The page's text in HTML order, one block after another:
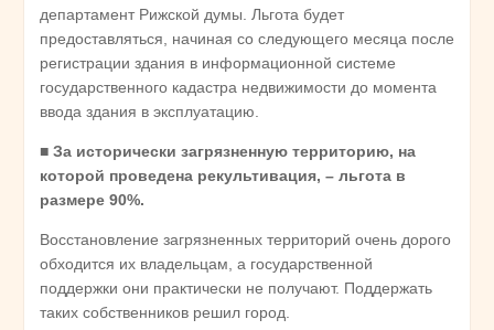
департамент Рижской думы. Льгота будет
предоставляться, начиная со следующего месяца после
регистрации здания в информационной системе
государственного кадастра недвижимости до момента
ввода здания в эксплуатацию.
■ За исторически загрязненную территорию, на
которой проведена рекультивация, – льгота в
размере 90%.
Восстановление загрязненных территорий очень дорого
обходится их владельцам, а государственной
поддержки они практически не получают. Поддержать
таких собственников решил город.